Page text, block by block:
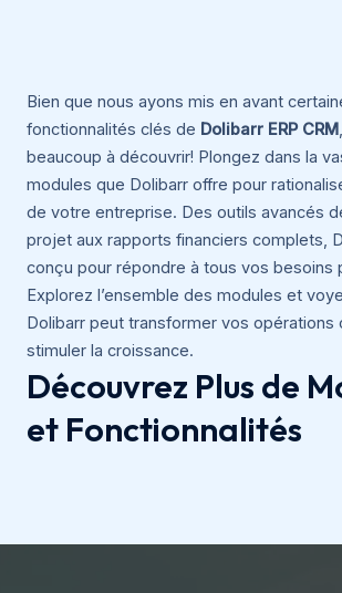
Bien que nous ayons mis en avant
fonctionnalités clés de Dolibarr ERP CRM
beaucoup à découvrir! Plongez dans la
modules que Dolibarr offre pour
de votre entreprise. Des outils avancés
projet aux rapports financiers complets,
conçu pour répondre à tous vos besoins
Explorez l’ensemble des modules et
Dolibarr peut transformer vos opérations
stimuler la croissance.
Découvrez Plus de
et Fonctionnalités